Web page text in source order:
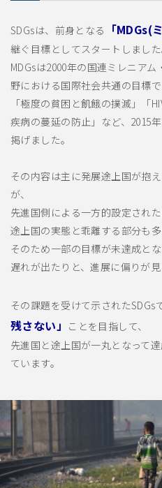
SDGsは、前身となる 「MDGs(
継ぐ目標としてスタートしました
MDGsは2000年の国連ミレニア
野における国際社会共通の目標で
「極度の貧困と飢餓の撲滅」「
疾病の蔓延の防止」など、2015
掲げました。
その内容は主に発展途上国が抱
が、
先進国側による一方的設定され
途上国の実態と乖離する部分も多
そのため一部の目標が未達成と
遅れが出たりと、進展に偏りが見
その課題を受けて示されたSDGs
残さない」 ことを目指して、
先進国と途上国が一丸となって
ています。